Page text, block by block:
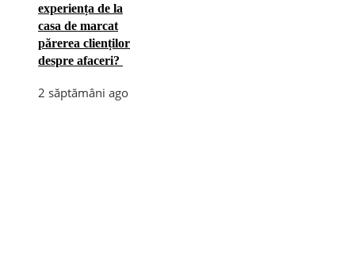
experiența de la
casa de marcat
părerea clienților
despre afaceri?
2 săptămâni ago